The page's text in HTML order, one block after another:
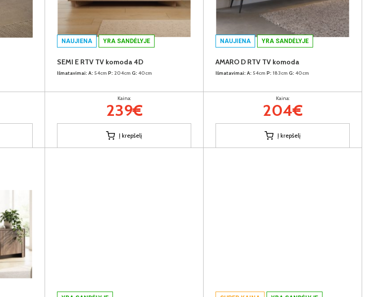
NAUJIENA YRA SANDĖLYJE
SEMI E RTV TV komoda 4D
Išmatavimai: A: 54cm P: 204cm G: 40cm
Kaina:
239€
Į krepšelį
NAUJIENA YRA SANDĖLYJE
AMARO D RTV TV komoda
Išmatavimai: A: 54cm P: 183cm G: 40cm
Kaina:
204€
Į krepšelį